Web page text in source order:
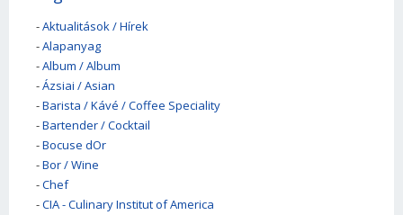
-Aktualitások / Hírek
-Alapanyag
-Album / Album
-Ázsiai / Asian
-Barista / Kávé / Coffee Speciality
-Bartender / Cocktail
-Bocuse dOr
-Bor / Wine
-Chef
-CIA - Culinary Institut of America